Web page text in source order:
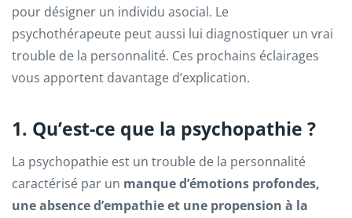
pour désigner un individu asocial. Le
psychothérapeute peut aussi lui diagnostiquer un vrai
trouble de la personnalité. Ces prochains éclairages
vous apportent davantage d’explication.
1. Qu’est-ce que la psychopathie ?
La psychopathie est un trouble de la personnalité
caractérisé par un manque d’émotions profondes,
une absence d’empathie et une propension à la